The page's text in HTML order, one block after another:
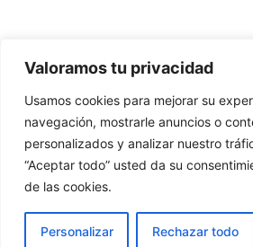
Valoramos tu privacidad
Usamos cookies para mejorar su
navegación, mostrarle anuncios o
personalizados y analizar nuestro
“Aceptar todo” usted da su
de las cookies.
Personalizar Rechazar todo
Redes Cristianas
Una mirada alternativa sobre la Iglesia
- Colectivos de Redes Cristianas